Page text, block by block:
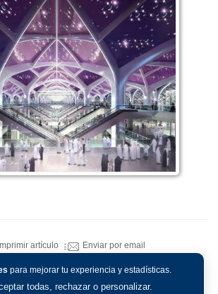
para mejorar tu experiencia y estadísticas.
todas, rechazar o personalizar.
Imprimir artículo Enviar por email